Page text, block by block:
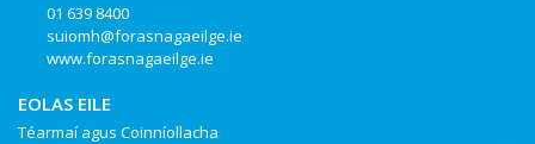
01 639 8400
suiomh@forasnagaeilge.ie
www.forasnagaeilge.ie
EOLAS EILE
Téarmaí agus Coinníollacha